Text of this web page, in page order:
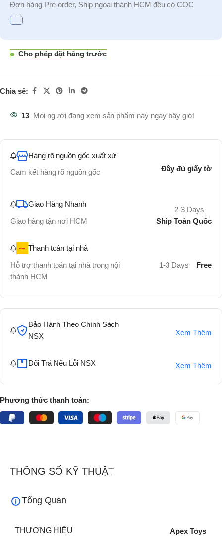
Đơn hàng Pre-order, Ship ngoại thành HCM đều có CỌC
Cho phép đặt hàng trước
Chia sẻ:
13 Mọi người đang xem sản phẩm này ngay bây giờ!
Hàng rõ nguồn gốc xuất xứ
Cam kết hàng rõ nguồn gốc
Đầy đủ giấy tờ
Giao Hàng Nhanh
Giao hàng tận nơi HCM
2-3 Days
Ship Toàn Quốc
Thanh toán tại nhà
Hỗ trợ thanh toán tại nhà trong nội
thành HCM
1-3 Days Free
Bảo Hành Theo Chính Sách
NSX
Xem Thêm
Đổi Trả Nếu Lỗi NSX Xem Thêm
Phương thức thanh toán:
THÔNG SỐ KỸ THUẬT
Tổng Quan
THƯƠNG HIỆU Apex Toys